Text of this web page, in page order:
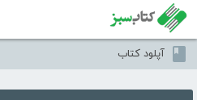
آپلود کتاب